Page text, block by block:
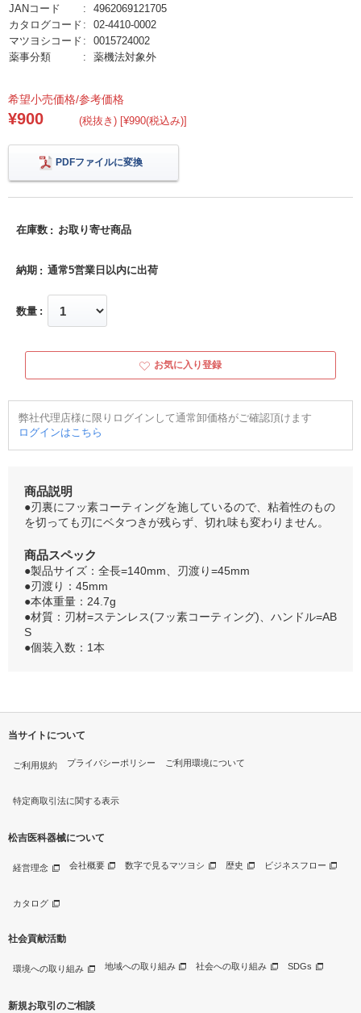
JANコード
4962069121705
カタログコード
02-4410-0002
マツヨシコード
0015724002
薬事分類
薬機法対象外
希望小売価格/参考価格
¥900 (税抜き) [¥990(税込み)]
PDFファイルに変換
在庫数 お取り寄せ商品
納期 通常5営業日以内に出荷
数量
お気に入り登録
弊社代理店様に限りログインして通常卸価格がご確認頂けます
ログインはこちら
商品説明
●刃裏にフッ素コーティングを施しているので、粘着性のもの
を切っても刃にベタつきが残らず、切れ味も変わりません。
商品スペック
●製品サイズ：全長=140mm、刃渡り=45mm
●刃渡り：45mm
●本体重量：24.7g
●材質：刃材=ステンレス(フッ素コーティング)、ハンドル=AB
S
●個装入数：1本
当サイトについて
ご利用規約 プライバシーポリシー ご利用環境について
特定商取引法に関する表示
松吉医科器械について
経営理念 会社概要 数字で見るマツヨシ 歴史 ビジネスフロー
カタログ
社会貢献活動
環境への取り組み 地域への取り組み 社会への取り組み SDGs
新規お取引のご相談